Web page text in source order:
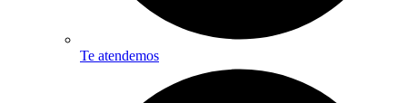
Te atendemos